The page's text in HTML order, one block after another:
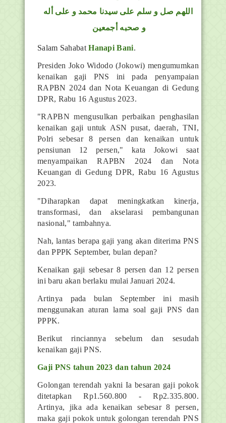
اللهم صل و سلم على سيدنا محمد و على أله
و صحبه أجمعين
Salam SahabatHanapi Bani.
Presiden Joko Widodo (Jokowi) mengumumkan
kenaikan gaji PNS ini pada penyampaian
RAPBN 2024 dan Nota Keuangan di Gedung
DPR, Rabu 16 Agustus 2023.
"RAPBN mengusulkan perbaikan penghasilan
kenaikan gaji untuk ASN pusat, daerah, TNI,
Polri sebesar 8 persen dan kenaikan untuk
pensiunan 12 persen," kata Jokowi saat
menyampaikan RAPBN 2024 dan Nota
Keuangan di Gedung DPR, Rabu 16 Agustus
2023.
"Diharapkan dapat meningkatkan kinerja,
transformasi, dan akselarasi pembangunan
nasional," tambahnya.
Nah, lantas berapa gaji yang akan diterima PNS
dan PPPK September, bulan depan?
Kenaikan gaji sebesar 8 persen dan 12 persen
ini baru akan berlaku mulai Januari 2024.
Artinya pada bulan September ini masih
menggunakan aturan lama soal gaji PNS dan
PPPK.
Berikut rinciannya sebelum dan sesudah
kenaikan gaji PNS.
Gaji PNS tahun 2023 dan tahun 2024
Golongan terendah yakni Ia besaran gaji pokok
ditetapkan Rp1.560.800 - Rp2.335.800.
Artinya, jika ada kenaikan sebesar 8 persen,
maka gaji pokok untuk golongan terendah PNS